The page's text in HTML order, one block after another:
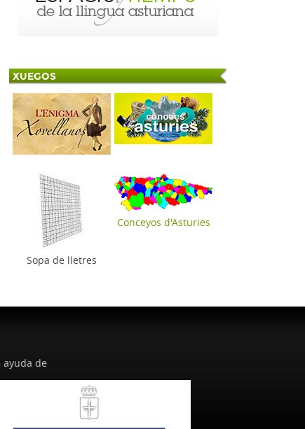
XUEGOS
Sopa de lletres
Conceyos d'Asturies
ayuda de